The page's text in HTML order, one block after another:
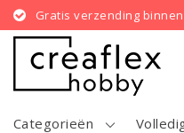
Gratis verzending
Categorieën